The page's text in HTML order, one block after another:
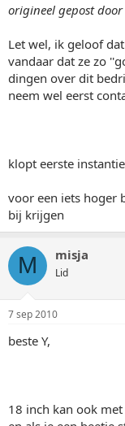
origineel gepost door
Let wel, ik geloof
vandaar dat ze zo
dingen over dit
neem wel eerst
klopt eerste
voor een iets hoger
bij krijgen
M misja
Lid
7 sep 2010
beste Y,
18 inch kan ook